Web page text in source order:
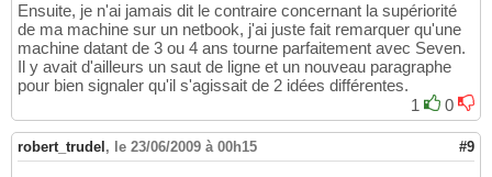
Ensuite, je n'ai jamais dit le contraire concernant la supériorité
de ma machine sur un netbook, j'ai juste fait remarquer qu'une
machine datant de 3 ou 4 ans tourne parfaitement avec Seven.
Il y avait d'ailleurs un saut de ligne et un nouveau paragraphe
pour bien signaler qu'il s'agissait de 2 idées différentes.
1
0
robert_trudel , le 23/06/2009 à 00h15 #9